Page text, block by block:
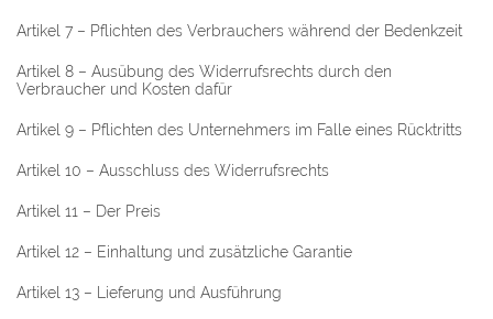
Artikel 7 – Pflichten des Verbrauchers während der Bedenkzeit
Artikel 8 – Ausübung des Widerrufsrechts durch den
Verbraucher und Kosten dafür
Artikel 9 – Pflichten des Unternehmers im Falle eines Rücktritts
Artikel 10 – Ausschluss des Widerrufsrechts
Artikel 11 – Der Preis
Artikel 12 – Einhaltung und zusätzliche Garantie
Artikel 13 – Lieferung und Ausführung